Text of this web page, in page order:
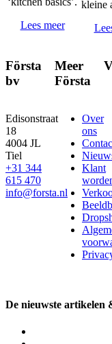
Lees meer
kleine
Första
bv
Edisonstraat
18
4004 JL
Tiel
+31 344
615 470
info@forsta.nl
Meer
Första
Over
ons
Klant
De nieuwste artikelen